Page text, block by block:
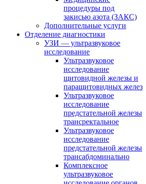
процедуры под
закисью азота (ЗАКС)
Дополнительные услуги
Отделение диагностики
УЗИ — ультразвуковое
исследование
Ультразвуковое
исследование
щитовидной железы и
паращитовидных желез
Ультразвуковое
исследование
предстательной железы
трансректальное
Ультразвуковое
исследование
предстательной железы
трансабдоминально
Комплексное
ультразвуковое